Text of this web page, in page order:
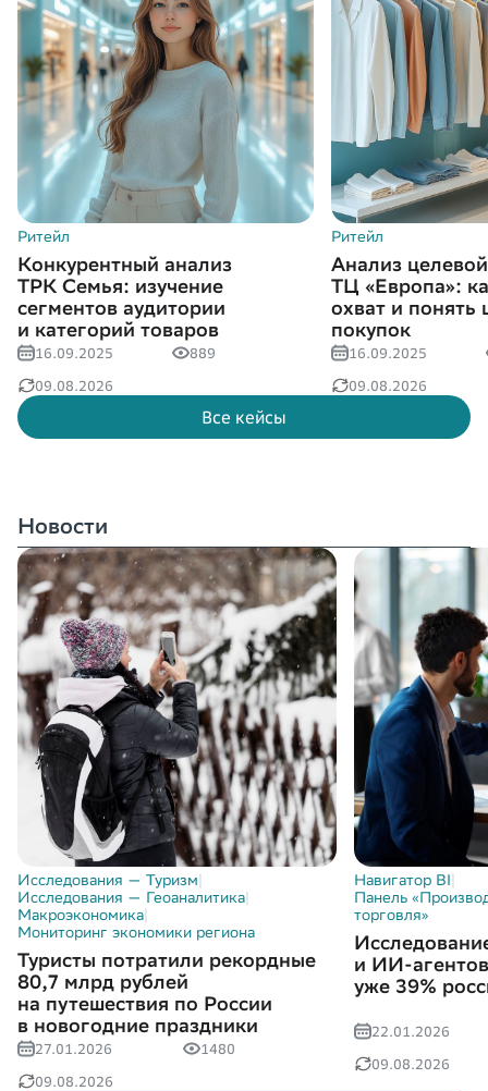
Ритейл
Конкурентный анализ
ТРК Семья: изучение
сегментов аудитории
и категорий товаров
16.09.2025
889
09.08.2026
Ритейл
Анализ
ТЦ «Европа»:
охват и понять
покупок
16.09.2025
09.08.2026
Все кейсы
Новости
Исследования — Туризм
Исследования — Геоаналитика
Макроэкономика
Мониторинг экономики региона
Туристы потратили рекордные
80,7 млрд рублей
на путешествия по России
в новогодние праздники
27.01.2026
1480
09.08.2026
Навигатор BI
Панель
торговля»
и ИИ-
уже 39%
22.01.2026
09.08.2026